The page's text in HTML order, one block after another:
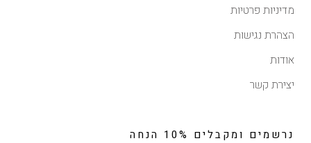
מדיניות פרטיות
הצהרת נגישות
אודות
יצירת קשר
נרשמים ומקבלים 10% הנחה